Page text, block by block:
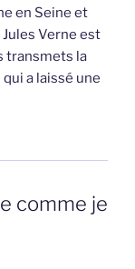
en Seine et
Verne est
transmets la
a laissé une
comme je